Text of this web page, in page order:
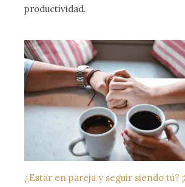
productividad.
¿Estar en pareja y seguir siendo tú?